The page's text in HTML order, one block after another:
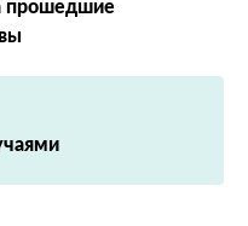
прошедшие